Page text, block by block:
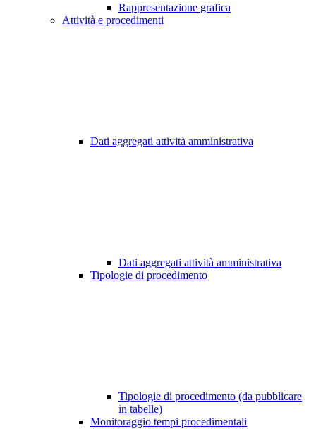
Rappresentazione grafica
Attività e procedimenti
Dati aggregati attività amministrativa
Dati aggregati attività amministrativa
Tipologie di procedimento
Tipologie di procedimento (da pubblicare
in tabelle)
Monitoraggio tempi procedimentali